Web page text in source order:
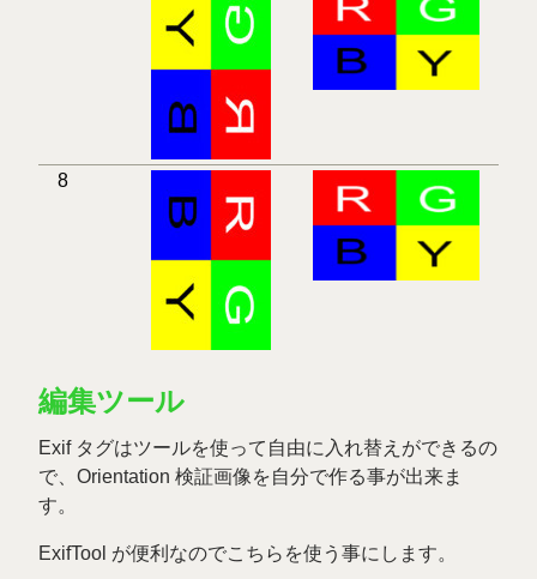
8
編集ツール
Exif タグはツールを使って自由に入れ替えができるの
で、Orientation 検証画像を自分で作る事が出来ま
す。
ExifTool が便利なのでこちらを使う事にします。